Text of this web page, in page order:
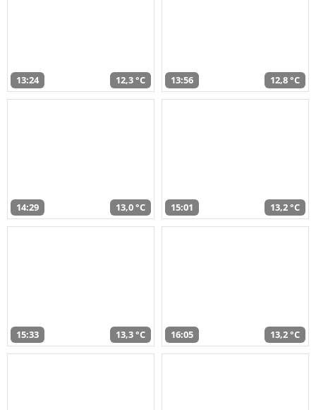
13:24 12,3 °C 13:56 12,8 °C
14:29 13,0 °C 15:01 13,2 °C
15:33 13,3 °C 16:05 13,2 °C